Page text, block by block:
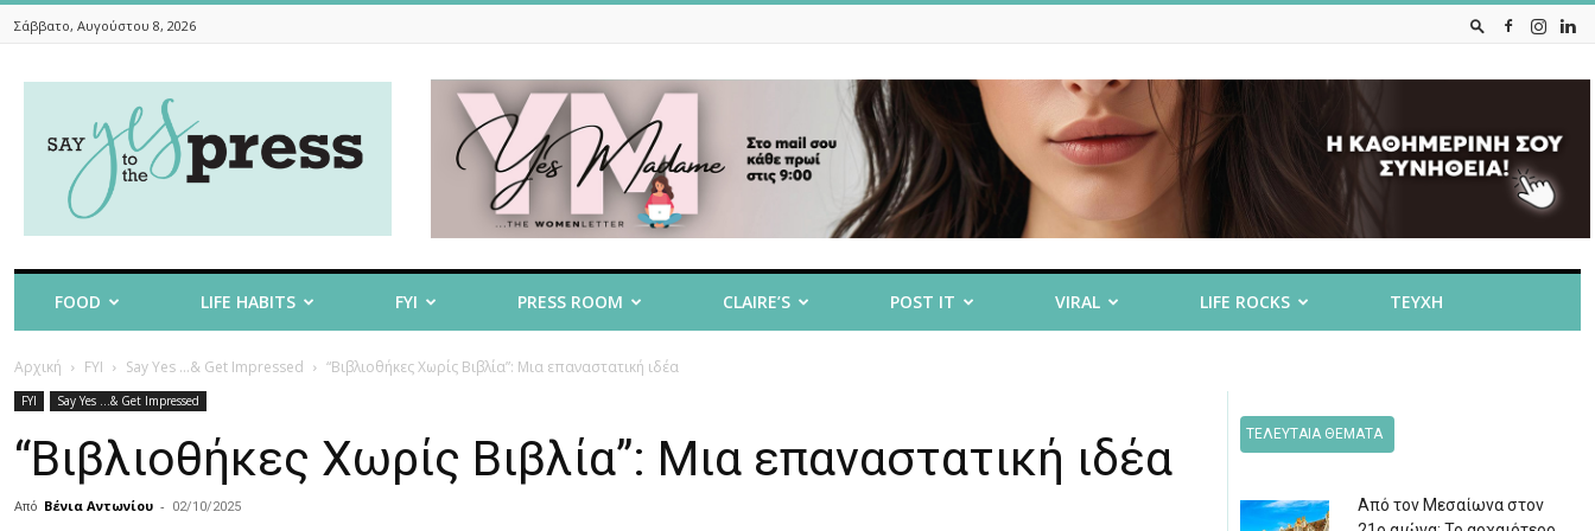
Σάββατο, Αυγούστου 8, 2026
To
The
FOOD LIFE HABITS FYI PRESS ROOM CLAIRE’S POST IT VIRAL LIFE ROCKS ΤΕΥΧΗ
Αρχική FYI Say Yes ...& Get Impressed “Βιβλιοθήκες Χωρίς Βιβλία”: Μια επαναστατική ιδέα
FYI Say Yes ...& Get Impressed
“Βιβλιοθήκες Χωρίς Βιβλία”: Μια επαναστατική ιδέα
Από Βένια Αντωνίου - 02/10/2025
ΤΕΛΕΥΤΑΙΑ ΘΕΜΑΤΑ
Από τον Μεσαίωνα στον